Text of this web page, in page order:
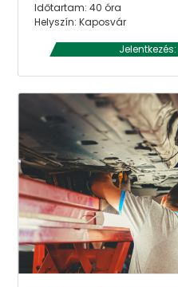
Időtartam: 40 óra
Helyszín: Kaposvár